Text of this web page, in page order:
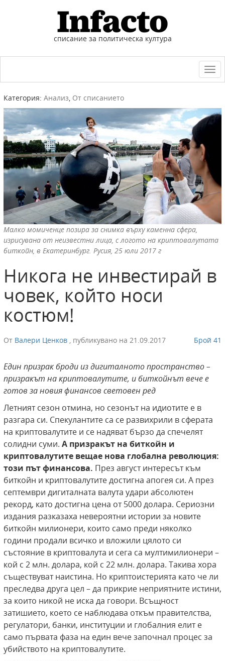
списание за политическа култура
Категория: Анализ, От списанието
Малко момиченце позира за снимка върху каменна сфера,
изрисувана от неизвестни лица, с логото на криптовалутата
биткойн, в Екатеринбург. Русия, 25 юли 2017 г
Никога не инвестирай в
човек, който носи
костюм!
От Валери Ценков , публикувано на 21.09.2017 Брой 41
Един призрак броди из дигиталното пространство –
призракът на криптовалутите, и биткойнът вече е
готов за новия финансов световен ред
Летният сезон отмина, но сезонът на идиотите е в
разгара си. Спекулантите са се развихрили в сферата
на криптовалутите и се надяват бързо да спечелят
солидни суми. A призракът на биткойн и
криптовалутите вещае нова глобална революция:
този път финансова. През август интересът към
биткойн и криптовалутите достигна апогея си. А през
септември дигиталната валута удари абсолютен
рекорд, като достигна цена от 5000 долара. Сериозни
издания разказаха невероятни истории за новите
биткойн милионери, които само преди няколко
години продали всичко и вложили цялото си
състояние в криптовалута и сега са мултимилионери –
кой с 2 млн. долара, кой с 22 млн. долара. Такива хора
съществуват наистина. Но криптоистерията като че ли
преследва друга цел – да прикрие неприятните истини,
за които никой не иска да говори. Всъщност
затишието, което се наблюдава откъм правителства,
регулатори, банки, институции и глобалния елит е
само първата фаза на един вече започнал процес за
убийството на криптовалутите.